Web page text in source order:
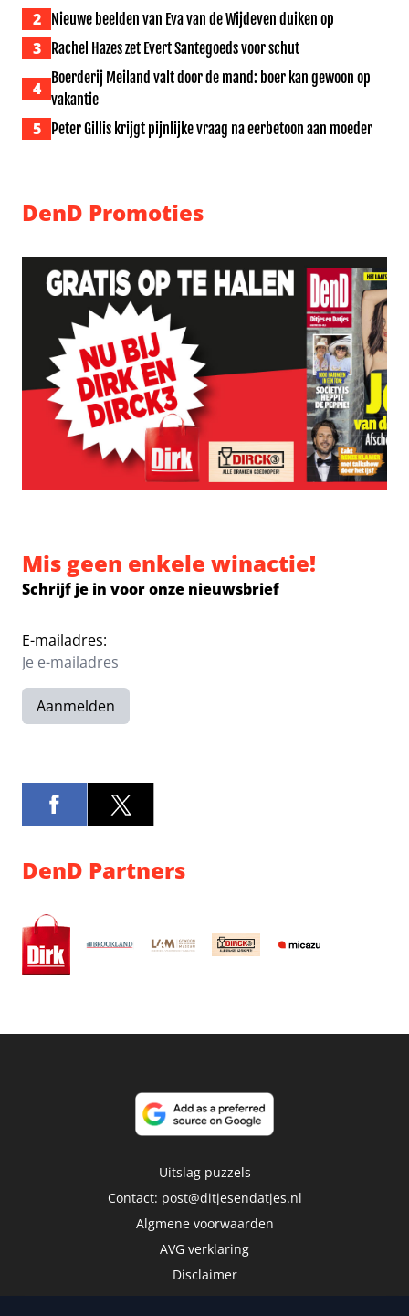
2 Nieuwe beelden van Eva van de Wijdeven duiken op
3 Rachel Hazes zet Evert Santegoeds voor schut
4
Boerderij Meiland valt door de mand: boer kan gewoon op
vakantie
5 Peter Gillis krijgt pijnlijke vraag na eerbetoon aan moeder
DenD Promoties
Mis geen enkele winactie!
Schrijf je in voor onze nieuwsbrief
E-mailadres:
Aanmelden
DenD Partners
Uitslag puzzels
Contact: post@ditjesendatjes.nl
Algmene voorwaarden
AVG verklaring
Disclaimer